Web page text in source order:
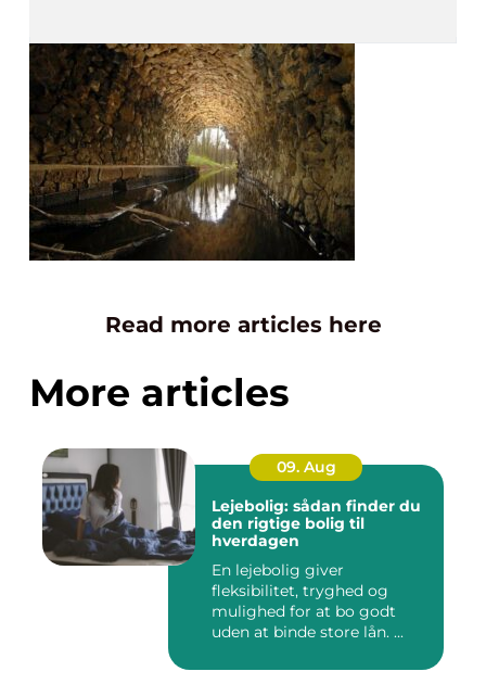
Read more articles here
More articles
09. Aug
Lejebolig: sådan finder du
den rigtige bolig til
hverdagen
En lejebolig giver
fleksibilitet, tryghed og
mulighed for at bo godt
uden at binde store lån. ...